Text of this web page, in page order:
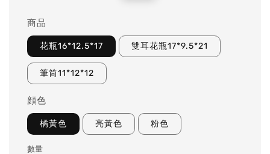
商品
花瓶16*12.5*17 雙耳花瓶17*9.5*21
筆筒11*12*12
顔色
橘黃色 亮黃色 粉色
數量